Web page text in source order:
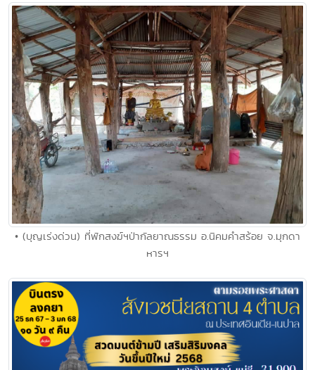
• (บุญเร่งด่วน) ที่พักสงฆ์ฯป่ากัลยาณธรรม อ.นิคมคำสร้อย จ.มุกดา
หารฯ